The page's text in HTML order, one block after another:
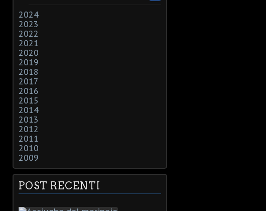
2024
2023
2022
2021
2020
2019
2018
2017
2016
2015
2014
2013
2012
2011
2010
2009
POST RECENTI